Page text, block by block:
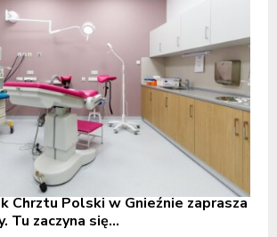
Chrztu Polski w Gnieźnie zaprasza
Tu zaczyna się...